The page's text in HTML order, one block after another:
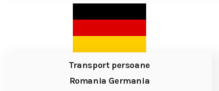
Transport persoane
Romania Germania